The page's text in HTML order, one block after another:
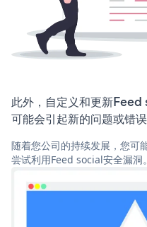
此外，自定义和更新
可能会引起新的问题或错误
随着您公司的持续发展，您可
尝试利用Feed social安全漏洞。